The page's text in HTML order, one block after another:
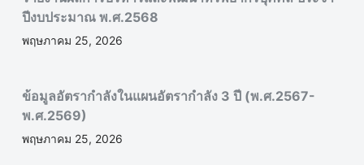
ปีงบประมาณ พ.ศ.2568
พฤษภาคม 25, 2026
ข้อมูลอัตรากำลังในแผนอัตรากำลัง 3 ปี (พ.ศ.2567-
พ.ศ.2569)
พฤษภาคม 25, 2026